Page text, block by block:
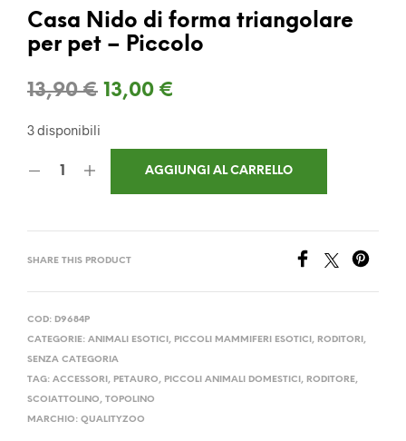
Casa Nido di forma triangolare
per pet – Piccolo
13,90€ Il
originale
13,00 €
attuale
è:
3 disponibili
AGGIUNGI AL CARRELLO
SHARE THIS PRODUCT
COD: D9684P
CATEGORIE: ANIMALI ESOTICI , PICCOLI MAMMIFERI ESOTICI , RODITORI ,
SENZA CATEGORIA
TAG: ACCESSORI , PETAURO, PICCOLI ANIMALI DOMESTICI , RODITORE,
SCOIATTOLINO, TOPOLINO
MARCHIO: QUALITYZOO